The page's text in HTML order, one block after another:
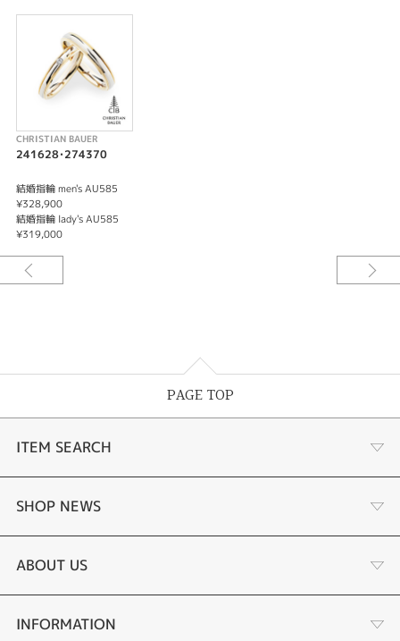
CHRISTIAN BAUER
241628･274370
結婚指輪 men's AU585
¥328,900
結婚指輪 lady's AU585
¥319,000
PAGE TOP
ITEM SEARCH
婚約指輪
結婚指輪
セットリング
SHOP NEWS
お客様の声
ブランドリスト
ABOUT US
店舗情報・会社概要
INFORMATION